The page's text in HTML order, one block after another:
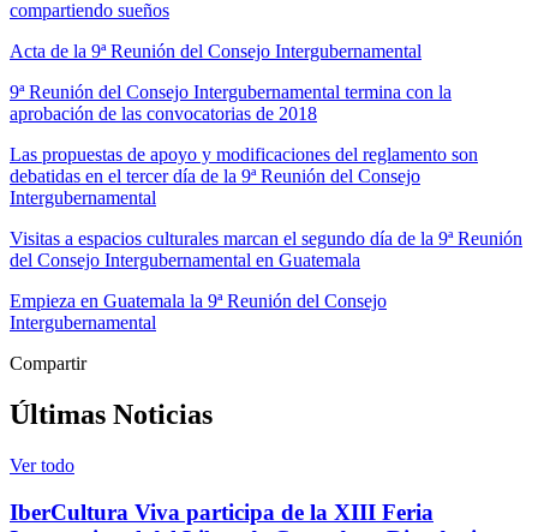
compartiendo sueños
Acta de la 9ª Reunión del Consejo Intergubernamental
9ª Reunión del Consejo Intergubernamental termina con la
aprobación de las convocatorias de 2018
Las propuestas de apoyo y modificaciones del reglamento son
debatidas en el tercer día de la 9ª Reunión del Consejo
Intergubernamental
Visitas a espacios culturales marcan el segundo día de la 9ª Reunión
del Consejo Intergubernamental en Guatemala
Empieza en Guatemala la 9ª Reunión del Consejo
Intergubernamental
Compartir
Últimas Noticias
Ver todo
IberCultura Viva participa de la XIII Feria